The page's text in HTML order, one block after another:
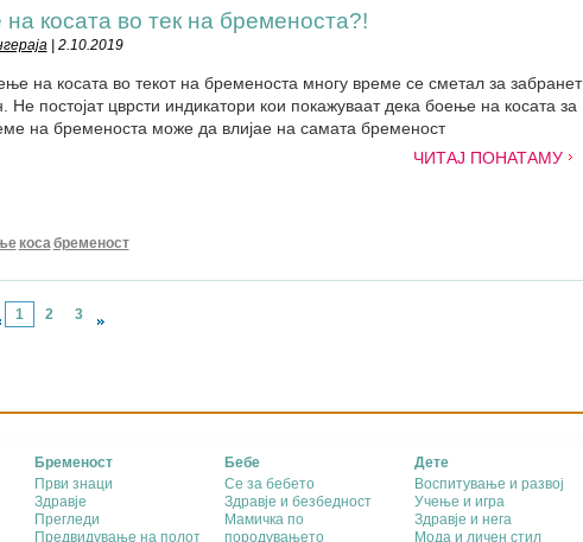
косата во тек на бременоста?!
| 2.10.2019
на косата во текот на бременоста многу време се сметал за забранет
Не постојат цврсти индикатори кои покажуваат дека боење на косата за
на бременоста може да влијае на самата бременост
ЧИТАЈ ПОНАТАМУ
косабременост
1 2 3
Бременост
Први знаци
Здравје
Прегледи
Предвидување на полот
Бебе
Се за бебето
Здравје и безбедност
Мамичка по
породувањето
Дете
Воспитување и развој
Учење и игра
Здравје и нега
Мода и личен стил